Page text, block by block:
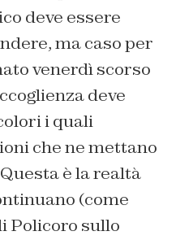
deve essere
ma caso per
venerdì scorso
deve
i quali
che ne mettano
è la realtà
(come
Policoro sullo